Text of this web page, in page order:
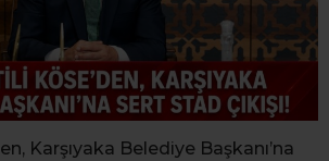
Karşıyaka Belediye Başkanı’na